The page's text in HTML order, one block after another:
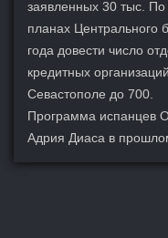
заявленных 30 тыс. По
планах Центрального
года довести число
кредитных
Севастополе до 700.
Программа испанцев
Адрия Диаса в